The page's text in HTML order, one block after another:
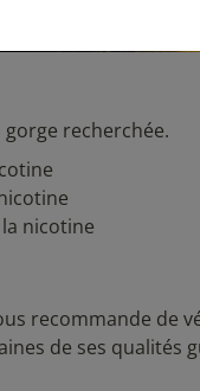
recherchée.
nicotine
recommande de
de ses qualités